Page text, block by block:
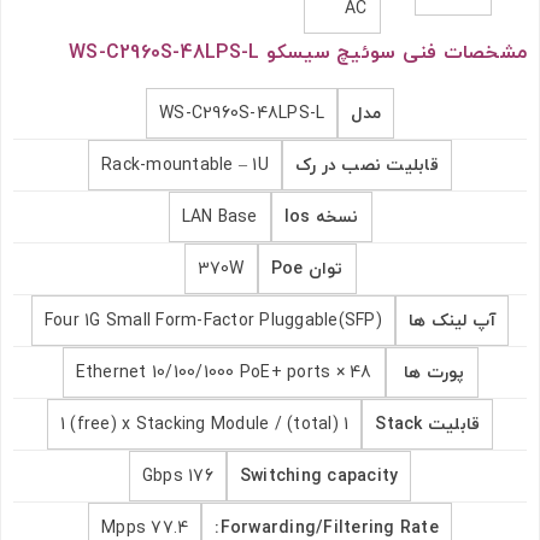
AC
مشخصات فنی سوئیچ سیسکو WS-C2960S-48LPS-L
مدل
WS-C2960S-48LPS-L
قابلیت نصب در رک
Rack-mountable – 1U
نسخه Ios
LAN Base
توان Poe
370W
آپ لینک ها
Four 1G Small Form-Factor Pluggable(SFP)
پورت ها
48 × Ethernet 10/100/1000 PoE+ ports
قابلیت Stack
1 (total) / 1 (free) x Stacking Module
Switching capacity
176 Gbps
Forwarding/Filtering Rate:
77.4 Mpps
ارسال به ایمیل
ارسال